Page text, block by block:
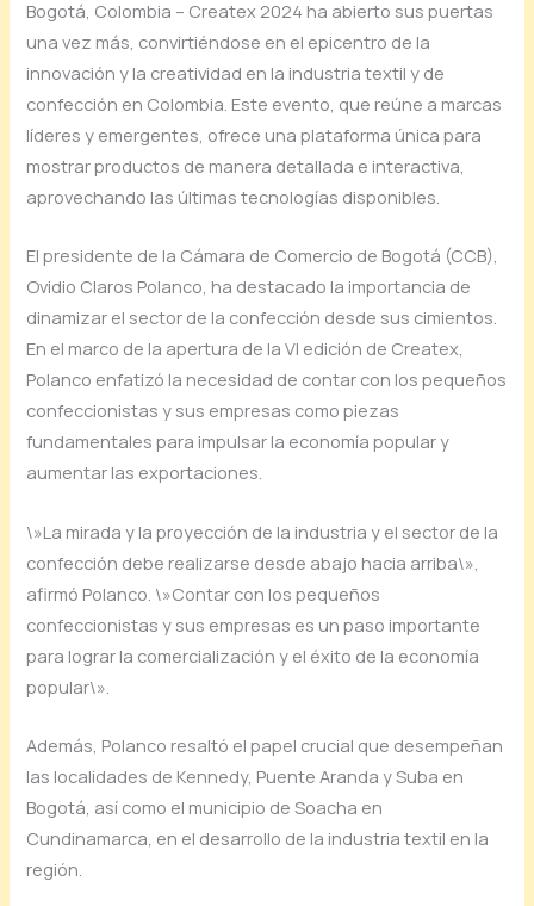
Bogotá, Colombia – Createx 2024 ha abierto sus puertas
una vez más, convirtiéndose en el epicentro de la
innovación y la creatividad en la industria textil y de
confección en Colombia. Este evento, que reúne a marcas
líderes y emergentes, ofrece una plataforma única para
mostrar productos de manera detallada e interactiva,
aprovechando las últimas tecnologías disponibles.
El presidente de la Cámara de Comercio de Bogotá (CCB),
Ovidio Claros Polanco, ha destacado la importancia de
dinamizar el sector de la confección desde sus cimientos.
En el marco de la apertura de la VI edición de Createx,
Polanco enfatizó la necesidad de contar con los pequeños
confeccionistas y sus empresas como piezas
fundamentales para impulsar la economía popular y
aumentar las exportaciones.
\»La mirada y la proyección de la industria y el sector de la
confección debe realizarse desde abajo hacia arriba\»,
afirmó Polanco. \»Contar con los pequeños
confeccionistas y sus empresas es un paso importante
para lograr la comercialización y el éxito de la economía
popular\».
Además, Polanco resaltó el papel crucial que desempeñan
las localidades de Kennedy, Puente Aranda y Suba en
Bogotá, así como el municipio de Soacha en
Cundinamarca, en el desarrollo de la industria textil en la
región.